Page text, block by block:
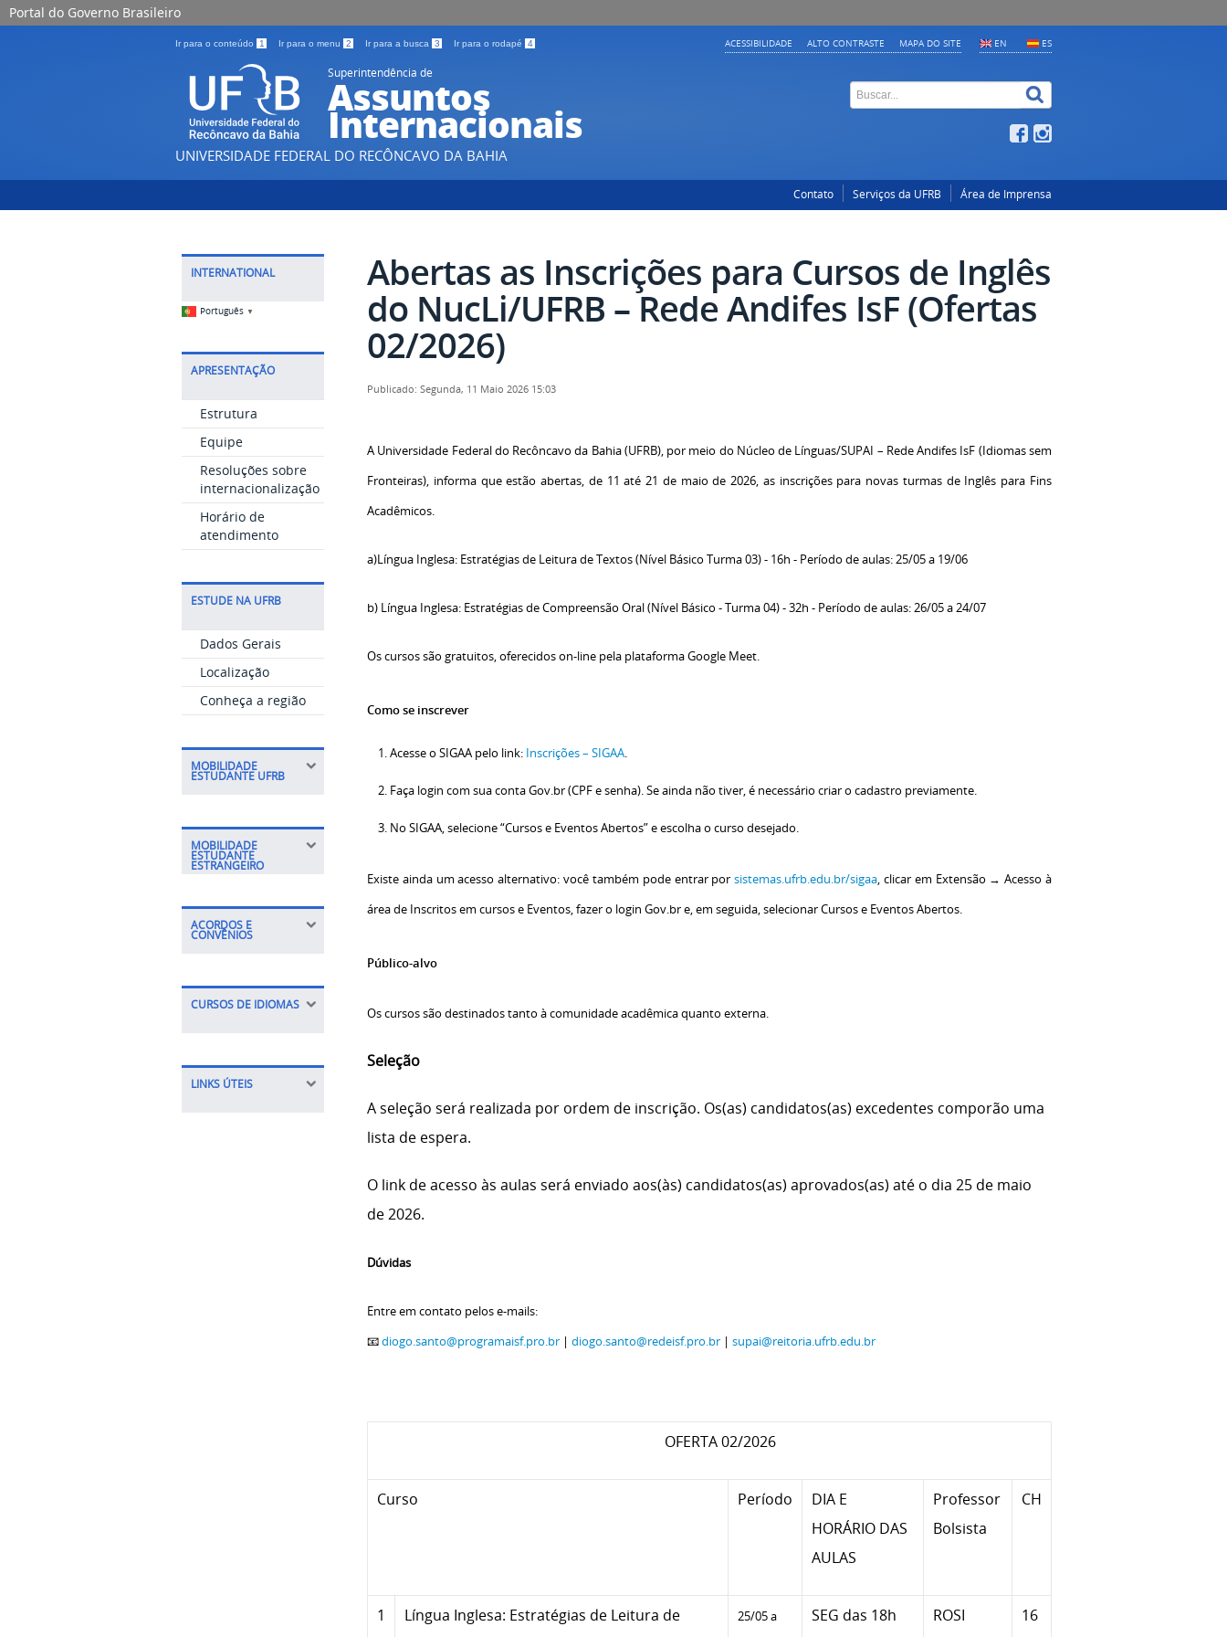
Portal do Governo Brasileiro
Ir para o conteúdo 1 Ir para o menu 2 Ir para a busca 3 Ir para o rodapé 4 EN ES
ACESSIBILIDADE ALTO CONTRASTE MAPA DO SITE
Superintendência de
Assuntos
Internacionais
UNIVERSIDADE FEDERAL DO RECÔNCAVO DA BAHIA
Contato Serviços da UFRB Área de Imprensa
INTERNATIONAL
Português ▼
APRESENTAÇÃO
Estrutura
Equipe
Resoluções sobre
internacionalização
Horário de
atendimento
ESTUDE NA UFRB
Dados Gerais
Localização
Conheça a região
MOBILIDADE
ESTUDANTE UFRB
MOBILIDADE
ESTUDANTE
ESTRANGEIRO
ACORDOS E
CONVÊNIOS
CURSOS DE IDIOMAS
LINKS ÚTEIS
Abertas as Inscrições para Cursos de Inglês
do NucLi/UFRB – Rede Andifes IsF (Ofertas
02/2026)
Publicado: Segunda, 11 Maio 2026 15:03
A Universidade Federal do Recôncavo da Bahia (UFRB), por meio do Núcleo de Línguas/SUPAI – Rede Andifes IsF (Idiomas sem
Fronteiras), informa que estão abertas, de 11 até 21 de maio de 2026, as inscrições para novas turmas de Inglês para Fins
Acadêmicos.
a)Língua Inglesa: Estratégias de Leitura de Textos (Nível Básico Turma 03) - 16h - Período de aulas: 25/05 a 19/06
b) Língua Inglesa: Estratégias de Compreensão Oral (Nível Básico - Turma 04) - 32h - Período de aulas: 26/05 a 24/07
Os cursos são gratuitos, oferecidos on-line pela plataforma Google Meet.
Como se inscrever
Acesse o SIGAA pelo link: Inscrições – SIGAA.
Faça login com sua conta Gov.br (CPF e senha). Se ainda não tiver, é necessário criar o cadastro previamente.
No SIGAA, selecione “Cursos e Eventos Abertos” e escolha o curso desejado.
Existe ainda um acesso alternativo: você também pode entrar por sistemas.ufrb.edu.br/sigaa, clicar em Extensão → Acesso à
área de Inscritos em cursos e Eventos, fazer o login Gov.br e, em seguida, selecionar Cursos e Eventos Abertos.
Público-alvo
Os cursos são destinados tanto à comunidade acadêmica quanto externa.
Seleção
A seleção será realizada por ordem de inscrição. Os(as) candidatos(as) excedentes comporão uma
lista de espera.
O link de acesso às aulas será enviado aos(às) candidatos(as) aprovados(as) até o dia 25 de maio
de 2026.
Dúvidas
Entre em contato pelos e-mails:
📧diogo.santo@programaisf.pro.br | diogo.santo@redeisf.pro.br | supai@reitoria.ufrb.edu.br
OFERTA 02/2026
Curso Período
DIA E
HORÁRIO DAS
AULAS
Professor
Bolsista
CH
1
Língua Inglesa: Estratégias de Leitura de
25/05 a
SEG das 18h
ROSI 16